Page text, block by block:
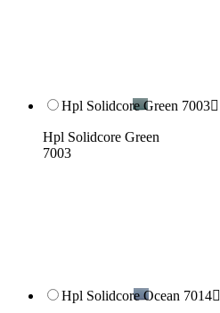
Hpl Solidcore Green 7003
Hpl Solidcore Green
7003
Hpl Solidcore Ocean 7014